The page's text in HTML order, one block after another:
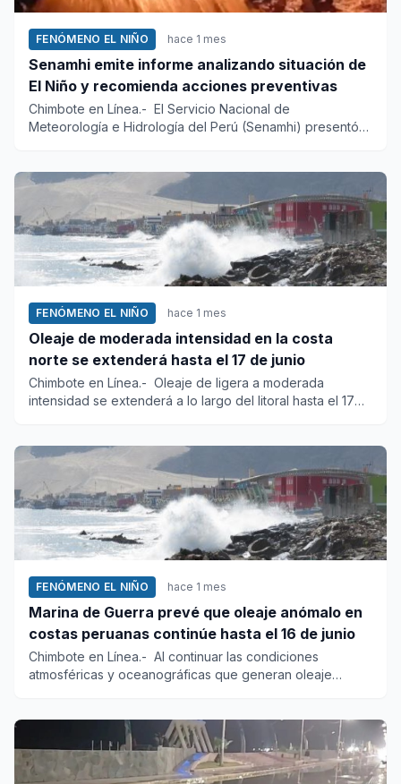
FENÓMENO EL NIÑO hace 1 mes
Senamhi emite informe analizando situación de
El Niño y recomienda acciones preventivas
Chimbote en Línea.- El Servicio Nacional de
Meteorología e Hidrología del Perú (Senamhi) presentó
FENÓMENO EL NIÑO hace 1 mes
Oleaje de moderada intensidad en la costa
norte se extenderá hasta el 17 de junio
Chimbote en Línea.- Oleaje de ligera a moderada
intensidad se extenderá a lo largo del litoral hasta el 17
FENÓMENO EL NIÑO hace 1 mes
Marina de Guerra prevé que oleaje anómalo en
costas peruanas continúe hasta el 16 de junio
Chimbote en Línea.- Al continuar las condiciones
atmosféricas y oceanográficas que generan oleaje